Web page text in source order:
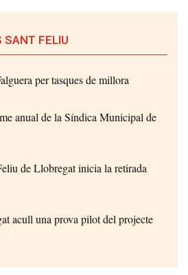
SANT FELIU
per tasques de millora
anual de la Síndica Municipal de
de Llobregat inicia la retirada
acull una prova pilot del projecte